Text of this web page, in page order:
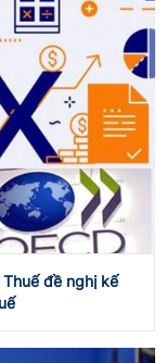
đề nghị kế